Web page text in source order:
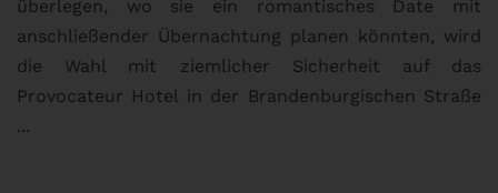
überlegen, wo sie ein romantisches Date mit
anschließender Übernachtung planen könnten, wird
die Wahl mit ziemlicher Sicherheit auf das
Provocateur Hotel in der Brandenburgischen Straße
...